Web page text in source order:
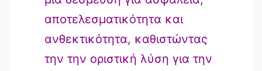
αποτελεσματικότητα και
ανθεκτικότητα, καθιστώντας
την την οριστική λύση για την